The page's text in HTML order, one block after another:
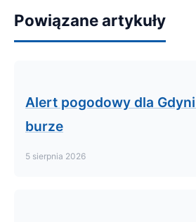
Powiązane artykuły
Alert pogodowy dla
burze
5 sierpnia 2026